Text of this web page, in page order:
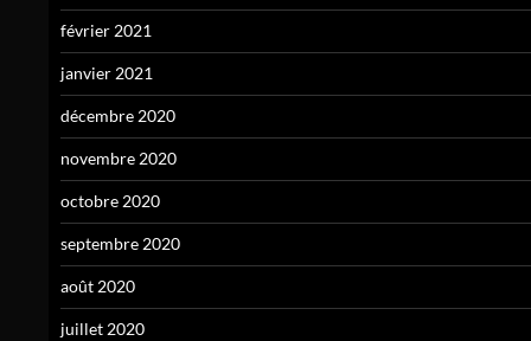
février 2021
janvier 2021
décembre 2020
novembre 2020
octobre 2020
septembre 2020
août 2020
juillet 2020